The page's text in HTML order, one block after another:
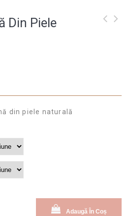
Din Piele
din piele naturală
Adaugă În Coș